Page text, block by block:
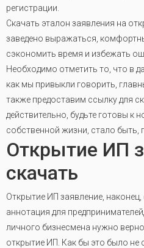
регистрации.
Скачать эталон заявления на
заведено выражаться,
сэкономить время и избежать
Необходимо отметить то, что в
как мы привыкли говорить,
также предоставим ссылку для
действительно, будьте готовы к
собственной жизни, стало быть,
Открытие ИП
скачать
Открытие ИП заявление,
аннотация для
личного бизнесмена нужно
открытие ИП. Как бы это было не